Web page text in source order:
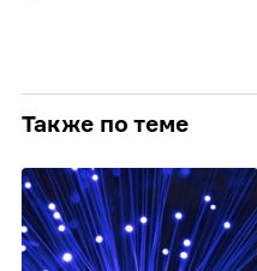
Также по теме